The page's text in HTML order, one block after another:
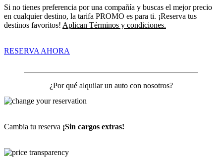
Si no tienes preferencia por una compañía y buscas el mejor precio
en cualquier destino, la tarifa PROMO es para ti. ¡Reserva tus
destinos favoritos! Aplican Términos y condiciones.
RESERVA AHORA
¿Por qué alquilar un auto con nosotros?
Cambia tu reserva ¡Sin cargos extras!